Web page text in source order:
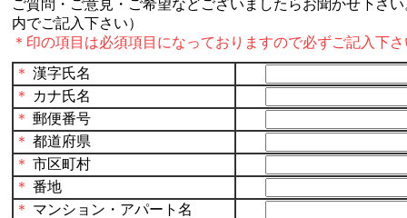
ご質問・ご意見・ご希望などございましたらお聞かせ下さ
内でご記入下さい）
＊印の項目は必須項目になっておりますので必ずご記入下
＊ 漢字氏名
＊
カナ氏名
＊ 郵便番号
＊ 都道府県
＊ 市区町村
＊ 番地
＊ マンション・アパート名